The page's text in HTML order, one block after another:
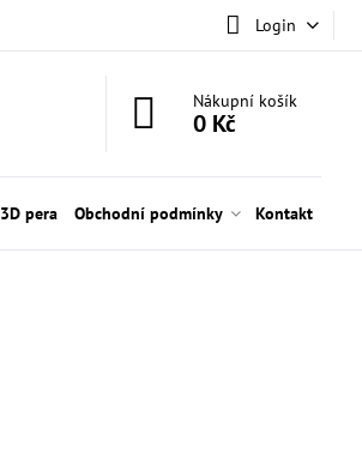
Login
Nákupní košík
0 Kč
3D pera Obchodní podmínky Kontakt